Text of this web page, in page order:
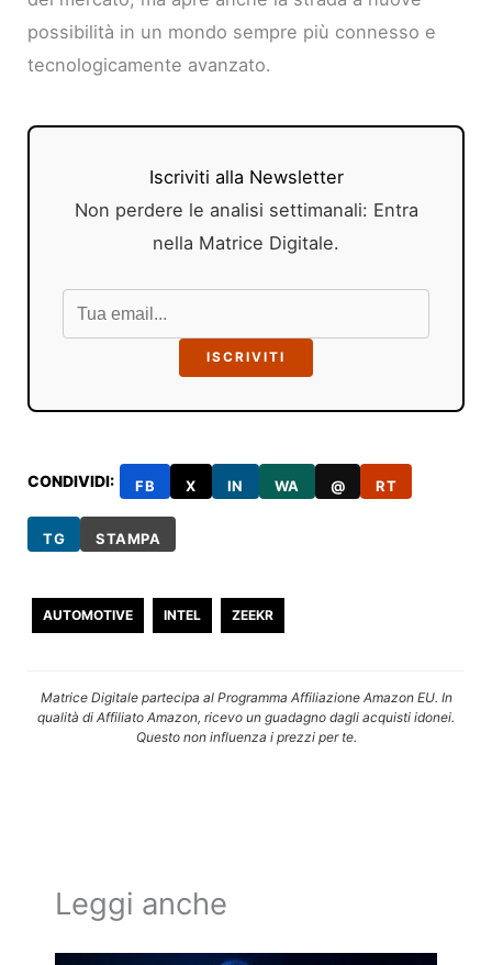
possibilità in un mondo sempre più connesso e
tecnologicamente avanzato.
Iscriviti alla Newsletter
Non perdere le analisi settimanali: Entra
nella Matrice Digitale.
ISCRIVITI
CONDIVIDI: FB X IN WA @ RT
TG STAMPA
AUTOMOTIVE INTEL ZEEKR
Matrice Digitale partecipa al Programma Affiliazione Amazon EU. In
qualità di Affiliato Amazon, ricevo un guadagno dagli acquisti idonei.
Questo non influenza i prezzi per te.
Leggi anche